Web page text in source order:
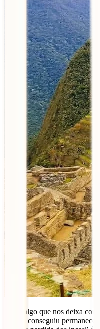
Se há algo que nos deixa
Picchu conseguiu